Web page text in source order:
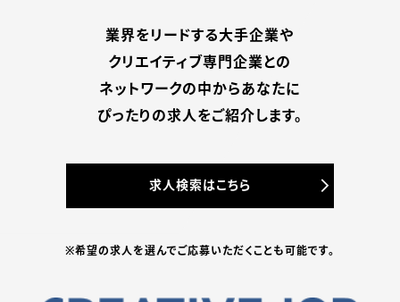
業界をリードする大手企業や
クリエイティブ専門企業との
ネットワークの中からあなたに
ぴったりの求人をご紹介します。
求人検索はこちら
※希望の求人を選んでご応募いただくことも可能です。